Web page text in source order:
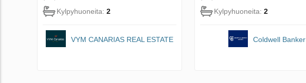
Kylpyhuoneita: 2
VYM CANARIAS REAL ESTATE
Kylpyhuoneita: 2
Coldwell Banker